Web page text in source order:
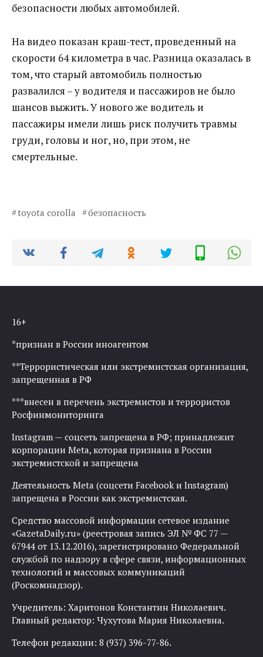
безопасности любых автомобилей.
На видео показан краш-тест, проведенный на
скорости 64 километра в час. Разница оказалась в
том, что старый автомобиль полностью
развалился – у водителя и пассажиров не было
шансов выжить. У нового же водитель и
пассажиры имели лишь риск получить травмы
груди, головы и ног, но, при этом, не
смертельные.
toyota corolla безопасность
16+
*признан в России иноагентом
**Террористическая или экстремистская организация,
запрещенная в РФ
***внесен в перечень экстремистов и террористов
Росфинмониторинга
Instagram — соцсеть запрещена в РФ; принадлежит
корпорации Meta, которая признана в России
экстремистской и запрещена
Деятельность Meta (соцсети Facebook и Instagram)
запрещена в России как экстремистская.
Средство массовой информации сетевое издание
«GazetaDaily.ru» (реестровая запись ЭЛ № ФС 77 —
67944 от 13.12.2016), зарегистрировано Федеральной
службой по надзору в сфере связи, информационных
технологий и массовых коммуникаций
(Роскомнадзор).
Учредитель: Харитонов Константин Николаевич.
Главный редактор: Чухутова Мария Николаевна.
Телефон редакции: 8 (937) 396-77-86.